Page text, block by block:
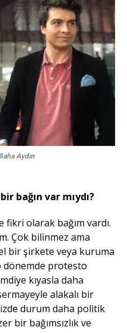
Aydın
bağın var mıydı?
fikri olarak bağım vardı.
Çok bilinmez ama
bir şirkete veya kuruma
dönemde protesto
kıyasla daha
alakalı bir
durum daha politik
bir bağımsızlık ve